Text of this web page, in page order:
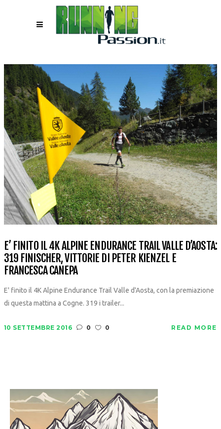
E’ FINITO IL 4K ALPINE ENDURANCE TRAIL VALLE D’AOSTA:
319 FINISCHER, VITTORIE DI PETER KIENZEL E
FRANCESCA CANEPA
E' finito il 4K Alpine Endurance Trail Valle d'Aosta, con la premiazione
di questa mattina a Cogne. 319 i trailer...
10 SETTEMBRE 2016 0 0 READ MORE